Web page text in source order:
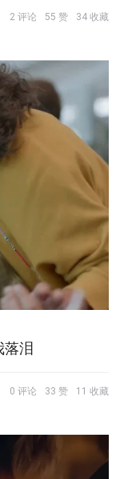
2 评论 55 赞 34 收藏
泪
0 评论 33 赞 11 收藏